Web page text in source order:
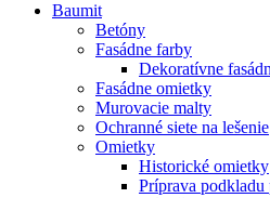
Baumit
Betóny
Fasádne farby
Dekoratívne
Fasádne omietky
Murovacie malty
Ochranné siete na lešenie
Omietky
Historické omietky
Príprava